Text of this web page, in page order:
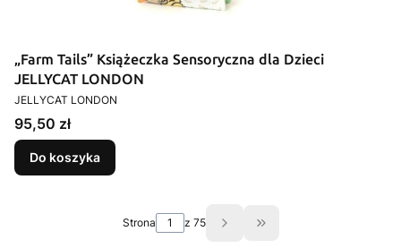
„Farm Tails” Książeczka Sensoryczna dla Dzieci
JELLYCAT LONDON
PRODUCENT
JELLYCAT LONDON
Cena
95,50 zł
Do koszyka
Strona z 75 Przejdź do ostatniej